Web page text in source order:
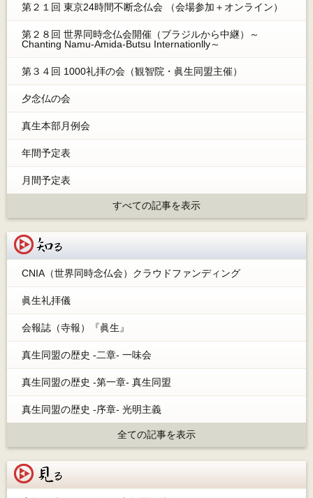
第２１回 東京24時間不断念仏会 （会場参加＋オンライン）
第２８回 世界同時念仏会開催（ブラジルから中継）～
Chanting Namu-Amida-Butsu Internationlly～
第３４回 1000礼拝の会（観智院・眞生同盟主催）
夕念仏の会
真生本部月例会
年間予定表
月間予定表
すべての記事を表示
CNIA（世界同時念仏会）クラウドファンディング
眞生礼拝儀
会報誌（寺報）『眞生』
真生同盟の歴史 -二章- 一味会
真生同盟の歴史 -第一章- 真生同盟
真生同盟の歴史 -序章- 光明主義
全ての記事を表示